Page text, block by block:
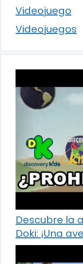
Videojuego
Videojuegos
Descubre la
Doki: ¡Una